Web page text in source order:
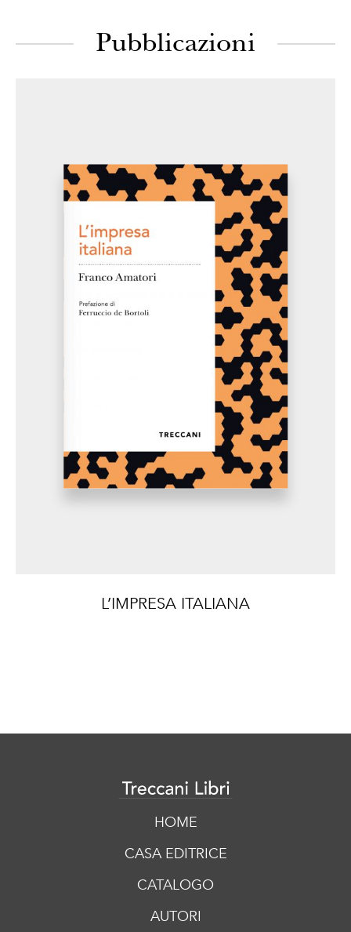
Pubblicazioni
L’IMPRESA ITALIANA
HOME
CASA EDITRICE
CATALOGO
AUTORI